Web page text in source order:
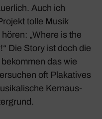
Auch ich
tolle Musik
„Where is the
Die Story ist doch die
das wie
oft Plaka­tives
Kern­aus­